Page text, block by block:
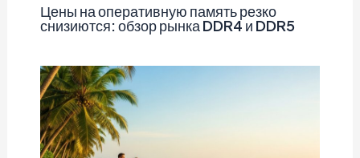
Цены на оперативную память резко
снизиются: обзор рынка DDR4 и DDR5